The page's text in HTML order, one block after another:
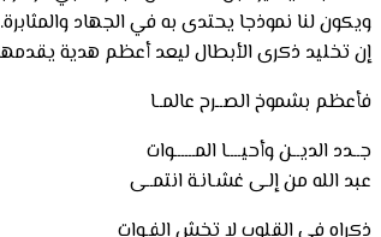
ويكون لنا نموذجا يحتدى به في الجهاد والمثابرة.
إن تخليد ذكرى الأبطال ليعد أعظم هدية
فأعظم بشموخ الصــرح عالمــا
جــدد الديــن وأحيــــا المــــــوات
عبد الله من إلـى غشـانـة انتمــى